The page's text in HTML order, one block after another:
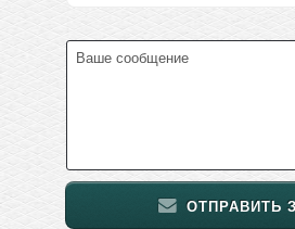
ОТПРАВИТЬ